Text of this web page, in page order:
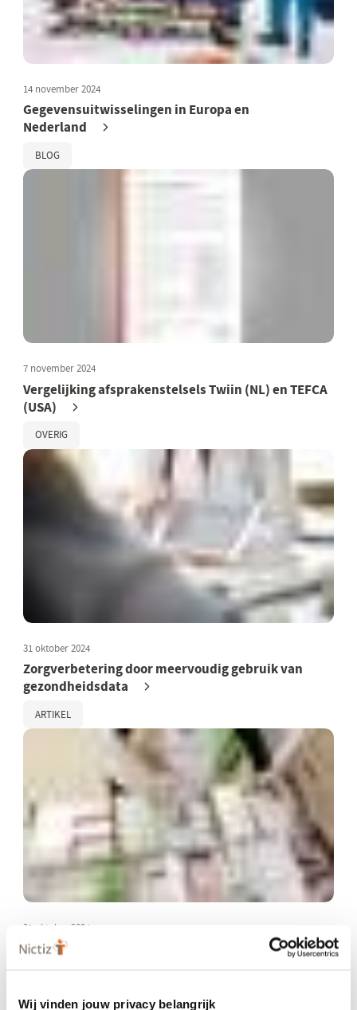
Wij vinden jouw privacy belangrijk
14 november 2024
Gegevensuitwisselingen in Europa en
Nederland
BLOG
7 november 2024
Vergelijking afsprakenstelsels Twiin (NL) en TEFCA
(USA)
OVERIG
31 oktober 2024
Zorgverbetering door meervoudig gebruik van
gezondheidsdata
ARTIKEL
31 oktober 2024
UNICOM: eenduidige, complete